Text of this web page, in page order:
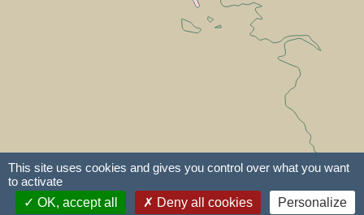
e-declic Plan du siteMentions légales
This site uses cookies and gives you control over what you want
to activate
OK, accept all
Deny all cookies Personalize